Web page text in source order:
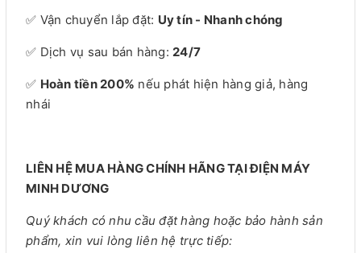
✅ Vận chuyển lắp đặt: Uy tín - Nhanh chóng
✅ Dịch vụ sau bán hàng: 24/7
✅ Hoàn tiền 200% nếu phát hiện hàng giả, hàng
nhái
LIÊN HỆ MUA HÀNG CHÍNH HÃNG TẠI ĐIỆN MÁY
MINH DƯƠNG
Quý khách có nhu cầu đặt hàng hoặc bảo hành sản
phẩm, xin vui lòng liên hệ trực tiếp: